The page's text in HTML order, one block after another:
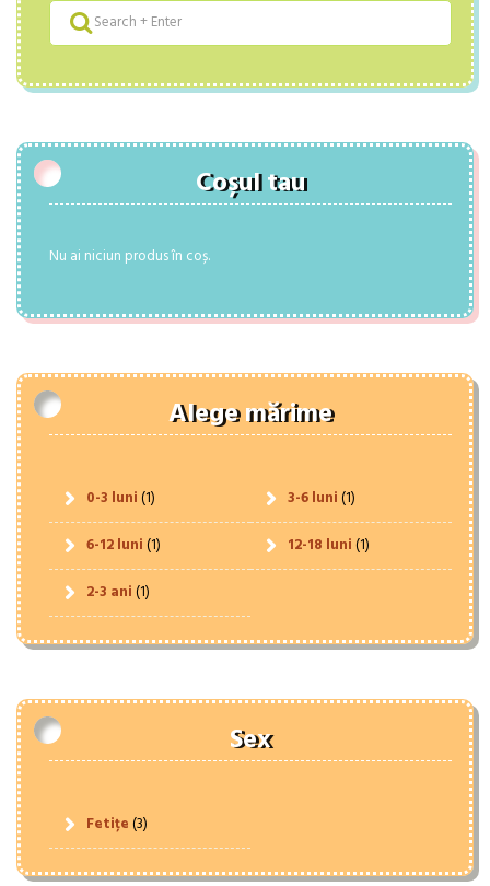
Coșul tau
Nu ai niciun produs în coș.
Alege mărime
0-3 luni(1) 3-6 luni(1)
6-12 luni(1) 12-18 luni(1)
2-3 ani(1)
Sex
Fetițe(3)